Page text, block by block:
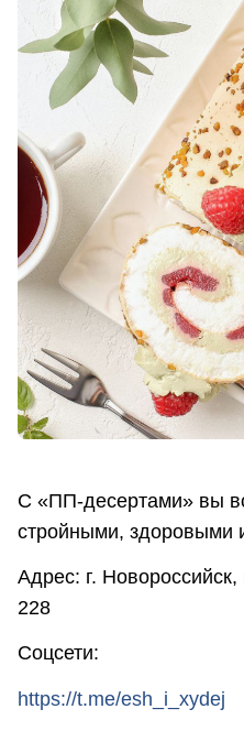
С «ПП-десертами» вы
стройными, здоровыми
Адрес: г.
228
Соцсети:
https://t.me/esh_i_xydej